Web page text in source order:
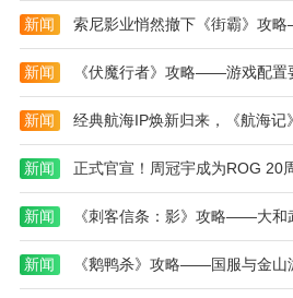
2、极具深度的机师成长：
力(如瞄准辅助、冷却缩短、修
形成个性化玩法；
3、动态世界事件：空中封
给与跨服空战活动不断触发，保
4、赛事与排名体系：周期性
靠前的玩家与战队可获得独家战
重装上阵王牌空战手机版游戏内容
1、【战役篇章与支线】：
新闻
新闻 《伏魔行者》攻略——游戏配置
新闻
新闻 正式官宣！周冠宇成为ROG 20
新闻 《刺客信条：影》攻略——大和
新闻 《鹅鸭杀》攻略——国服与金山